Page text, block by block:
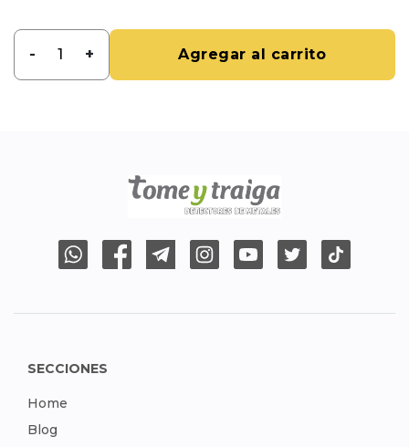
- + Agregar al carrito
SECCIONES
Home
Blog